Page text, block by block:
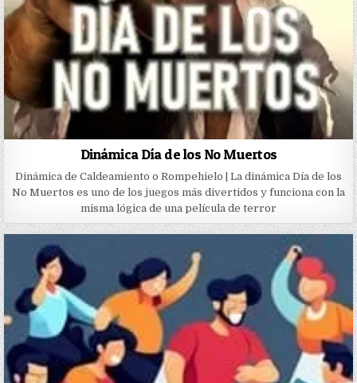
Dinámica Día de los No Muertos
Dinámica de Caldeamiento o Rompehielo | La dinámica Día de los
No Muertos es uno de los juegos más divertidos y funciona con la
misma lógica de una película de terror